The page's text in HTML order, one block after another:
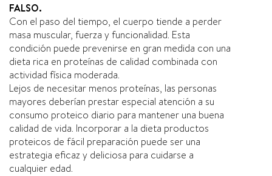
FALSO.
Con el paso del tiempo, el cuerpo tiende a perder
masa muscular, fuerza y funcionalidad. Esta
condición puede prevenirse en gran medida con una
dieta rica en proteínas de calidad combinada con
actividad física moderada.
Lejos de necesitar menos proteínas, las personas
mayores deberían prestar especial atención a su
consumo proteico diario para mantener una buena
calidad de vida. Incorporar a la dieta productos
proteicos de fácil preparación puede ser una
estrategia eficaz y deliciosa para cuidarse a
cualquier edad.